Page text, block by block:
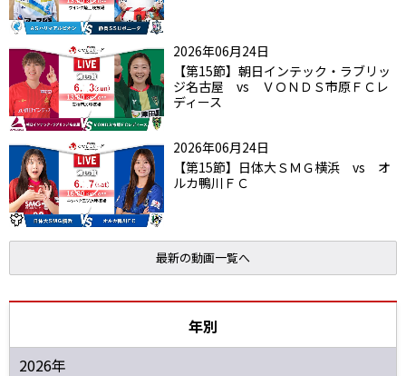
2026年06月24日
【第15節】朝日インテック・ラブリッ
ジ名古屋 vs ＶＯＮＤＳ市原ＦＣレ
ディース
2026年06月24日
【第15節】日体大ＳＭＧ横浜 vs オ
ルカ鴨川ＦＣ
最新の動画一覧へ
年別
2026年